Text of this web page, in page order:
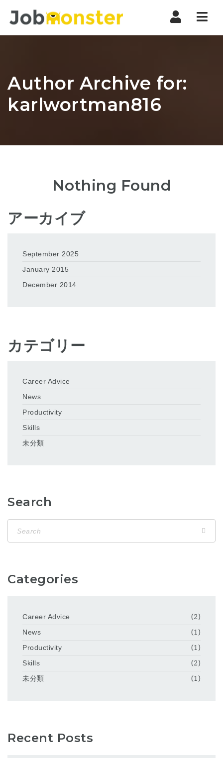
Author Archive for:
karlwortman816
Nothing Found
アーカイブ
September 2025
January 2015
December 2014
カテゴリー
Career Advice
News
Productivity
Skills
未分類
Search
Categories
Career Advice
(2)
News
(1)
Productivity
(1)
Skills
(2)
未分類
(1)
Recent Posts